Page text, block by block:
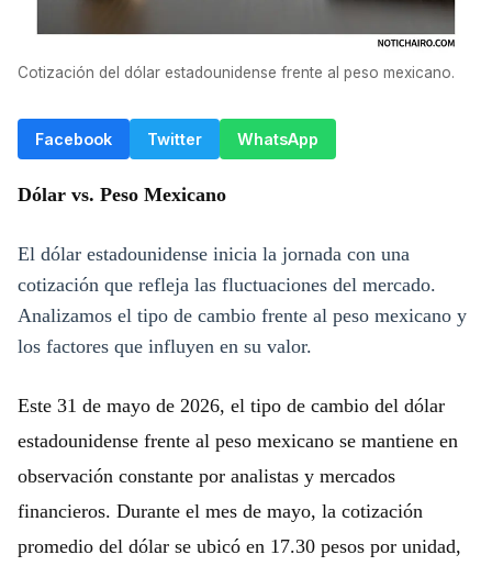
Cotización del dólar estadounidense frente al peso mexicano.
Facebook Twitter WhatsApp
Dólar vs. Peso Mexicano
El dólar estadounidense inicia la jornada con una
cotización que refleja las fluctuaciones del mercado.
Analizamos el tipo de cambio frente al peso mexicano y
los factores que influyen en su valor.
Este 31 de mayo de 2026, el tipo de cambio del dólar
estadounidense frente al peso mexicano se mantiene en
observación constante por analistas y mercados
financieros. Durante el mes de mayo, la cotización
promedio del dólar se ubicó en 17.30 pesos por unidad,